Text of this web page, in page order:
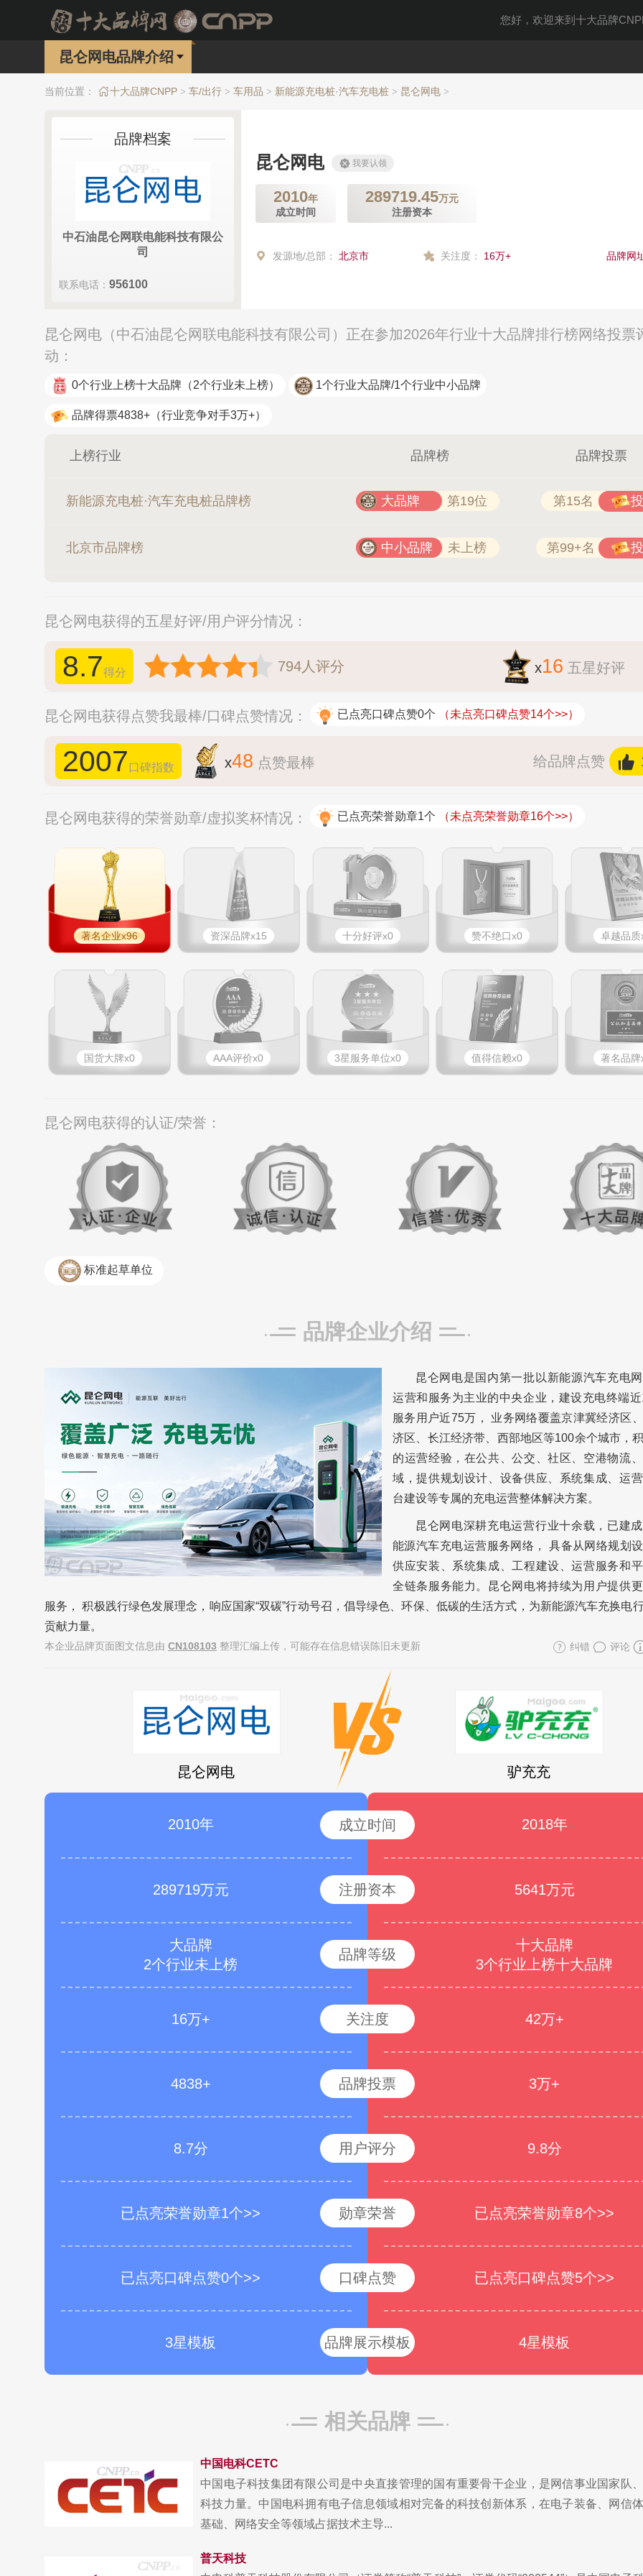
您好，欢迎来到十大品牌
昆仑网电品牌介绍
当前位置： 十大品牌CNPP > 车/出行 > 车用品 > 新能源充电桩·汽车充电桩 > 昆仑网电 >
品牌档案
中石油昆仑网联电能科技有限公
司
联系电话： 956100
昆仑网电 我要认领
2010年
成立时间
289719.45万元
注册资本
发源地/总部： 北京市 关注度： 16万+ 品牌网
昆仑网电（中石油昆仑网联电能科技有限公司）正在参加2026年行业十大品牌排行榜网络投票
动：
0个行业上榜十大品牌 （2个行业未上榜） 1个行业大品牌/1个行业中小品牌
品牌得票4838+ （行业竞争对手3万+）
上榜行业 品牌榜 品牌投票
新能源充电桩·汽车充电桩品牌榜 大品牌 第19位 第15名
北京市品牌榜 中小品牌 未上榜 第99+名
昆仑网电获得的五星好评/用户评分情况：
8.7得分 794人评分 x16 五星好评
昆仑网电获得点赞我最棒/口碑点赞情况： 已点亮口碑点赞0个 （未点亮口碑点赞14个>>）
2007口碑指数 x48 点赞最棒 给品牌点赞
昆仑网电获得的荣誉勋章/虚拟奖杯情况： 已点亮荣誉勋章1个 （未点亮荣誉勋章16个>>）
著名企业x96 资深品牌x15 十分好评x0 赞不绝口x0 卓越品质
国货大牌x0 AAA评价x0 3星服务单位x0 值得信赖x0 著名品牌
昆仑网电获得的认证/荣誉：
标准起草单位
品牌企业介绍
昆仑网电是国内第一批以新能源汽车充电
运营和服务为主业的中央企业，建设充电终端
服务用户近75万， 业务网络覆盖京津冀经济区
济区、长江经济带、西部地区等100余个城市，
的运营经验，在公共、公交、社区、空港物流
域，提供规划设计、设备供应、系统集成、运
台建设等专属的充电运营整体解决方案。
昆仑网电深耕充电运营行业十余载，已建
能源汽车充电运营服务网络， 具备从网络规划
供应安装、系统集成、工程建设、运营服务和
全链条服务能力。昆仑网电将持续为用户提供
服务， 积极践行绿色发展理念，响应国家“双碳”行动号召，倡导绿色、环保、低碳的生活方式，为新能源汽车充换电
贡献力量。
本企业品牌页面图文信息由 CN108103 整理汇编上传，可能存在信息错误陈旧未更新 纠错 评论
昆仑网电 驴充充
2010年 2018年
成立时间
289719万元 5641万元
注册资本
大品牌
2个行业未上榜
十大品牌
3个行业上榜十大品牌
品牌等级
16万+ 42万+
关注度
4838+ 3万+
品牌投票
8.7分 9.8分
用户评分
已点亮荣誉勋章1个>> 已点亮荣誉勋章8个>>
勋章荣誉
已点亮口碑点赞0个>> 已点亮口碑点赞5个>>
口碑点赞
3星模板 4星模板
品牌展示模板
相关品牌
中国电科CETC
中国电子科技集团有限公司是中央直接管理的国有重要骨干企业，是网信事业国家队
科技力量。中国电科拥有电子信息领域相对完备的科技创新体系，在电子装备、网信
基础、网络安全等领域占据技术主导...
普天科技